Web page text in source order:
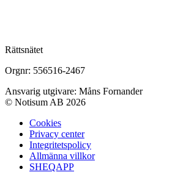
Rättsnätet
Orgnr: 556516-2467
Ansvarig utgivare: Måns Fornander
© Notisum AB 2026
Cookies
Privacy center
Integritetspolicy
Allmänna villkor
SHEQAPP